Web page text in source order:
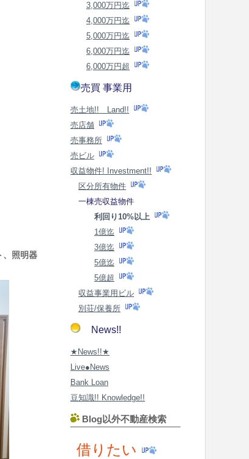
、照明器
3,000万円迄
4,000万円迄
5,000万円迄
6,000万円迄
6,000万円超
売買 事業用
売土地!! Land!!
売店舗
売事務所
売ビル
収益物件! Investment!!
区分所有物件
一棟売収益物件
利回り10%以上
1億迄
3億迄
5億迄
5億超
収益事業用ビル
別荘/保養所
News!!
★News!!★
Live●News
Bank Loan
豆知識!! Knowledge!!
Blog以外不動産検索
借りたい